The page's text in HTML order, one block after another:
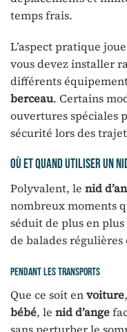
temps frais.
L’aspect pratique
vous devez installer
différents
berceau. Certains
ouvertures spéciales
sécurité lors des
Où et quand utiliser un
Polyvalent, le nid
nombreux moments
séduit de plus en
de balades
Pendant les transports
Que ce soit envoiture
bébé, le nid d’ange